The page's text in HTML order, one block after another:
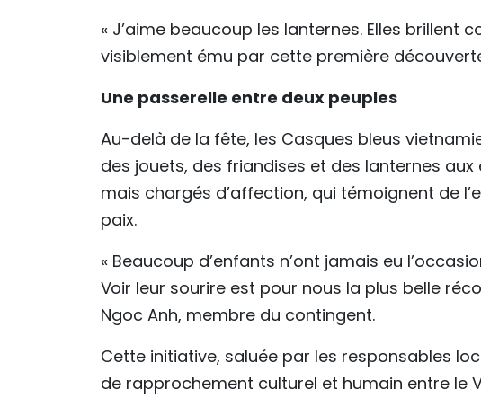
« J’aime beaucoup les lanternes. Elles brillent
visiblement ému par cette première
Une passerelle entre deux peuples
Au-delà de la fête, les Casques bleus
des jouets, des friandises et des lanternes
mais chargés d’affection, qui témoignent de
paix.
« Beaucoup d’enfants n’ont jamais eu
Voir leur sourire est pour nous la plus belle
Ngoc Anh, membre du contingent.
Cette initiative, saluée par les responsables
de rapprochement culturel et humain entre le